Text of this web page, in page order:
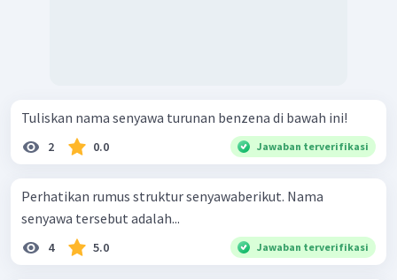
Tuliskan nama senyawa turunan benzena di bawah ini!
2 0.0 Jawaban terverifikasi
Perhatikan rumus struktur senyawaberikut. Nama
senyawa tersebut adalah...
4 5.0 Jawaban terverifikasi